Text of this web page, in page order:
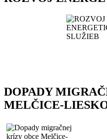
DOPADY
MELČICE-